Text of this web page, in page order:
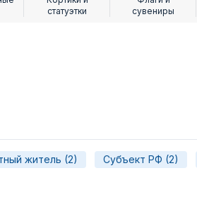
статуэтки
сувениры
житель (2) Субъект РФ (2)